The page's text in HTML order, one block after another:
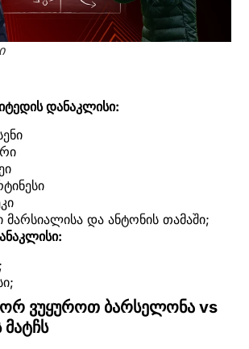
დანაკლისი:
მარსიალისა და ანტონის თამაში;
ვუყუროთ ბარსელონა vs
მატჩს